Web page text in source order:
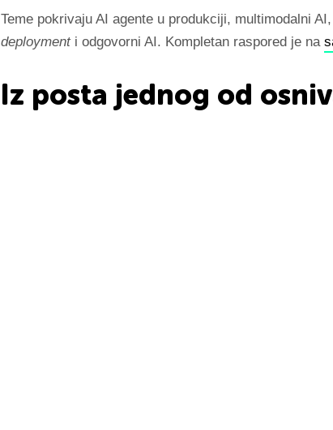
Teme pokrivaju AI agente u produkciji, multimodalni
deploymenti odgovorni AI. Kompletan raspored je na
Iz posta jednog od